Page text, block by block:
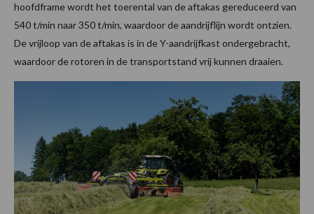
hoofdframe wordt het toerental van de aftakas gereduceerd van
540 t/min naar 350 t/min, waardoor de aandrijflijn wordt ontzien.
De vrijloop van de aftakas is in de Y-aandrijfkast ondergebracht,
waardoor de rotoren in de transportstand vrij kunnen draaien.